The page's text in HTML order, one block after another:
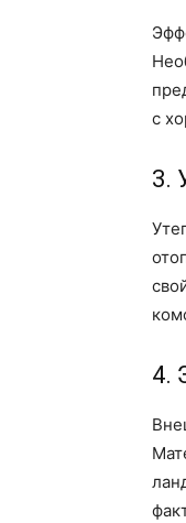
с
3.
4.